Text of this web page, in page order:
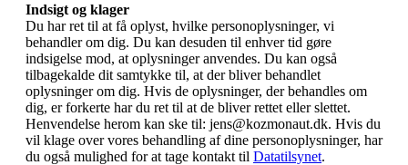
Indsigt og klager
Du har ret til at få oplyst, hvilke personoplysninger, vi
behandler om dig. Du kan desuden til enhver tid gøre
indsigelse mod, at oplysninger anvendes. Du kan også
tilbagekalde dit samtykke til, at der bliver behandlet
oplysninger om dig. Hvis de oplysninger, der behandles om
dig, er forkerte har du ret til at de bliver rettet eller slettet.
Henvendelse herom kan ske til: jens@kozmonaut.dk. Hvis du
vil klage over vores behandling af dine personoplysninger, har
du også mulighed for at tage kontakt til Datatilsynet.